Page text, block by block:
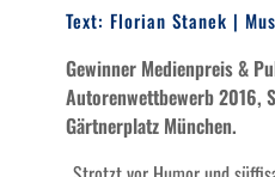
Text: Florian Stanek |
Gewinner Medienpreis &
Autorenwettbewerb 2016,
Gärtnerplatz München.